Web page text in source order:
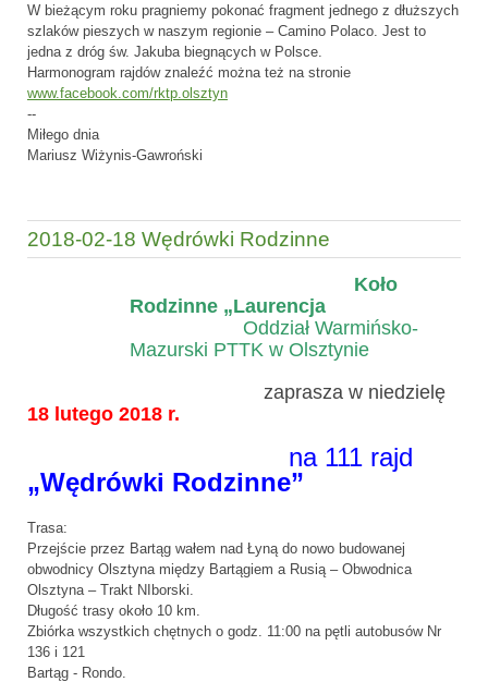
W bieżącym roku pragniemy pokonać fragment jednego z dłuższych
szlaków pieszych w naszym regionie – Camino Polaco. Jest to
jedna z dróg św. Jakuba biegnących w Polsce.
Harmonogram rajdów znaleźć można też na stronie
www.facebook.com/rktp.olsztyn
--
Miłego dnia
Mariusz Wiżynis-Gawroński
2018-02-18 Wędrówki Rodzinne
Koło
Rodzinne „Laurencja
Oddział Warmińsko-
Mazurski PTTK w Olsztynie
zaprasza w niedzielę
18 lutego 2018 r.
na 111 rajd
„Wędrówki Rodzinne”
Trasa:
Przejście przez Bartąg wałem nad Łyną do nowo budowanej
obwodnicy Olsztyna między Bartągiem a Rusią – Obwodnica
Olsztyna – Trakt NIborski.
Długość trasy około 10 km.
Zbiórka wszystkich chętnych o godz. 11:00 na pętli autobusów Nr
136 i 121
Bartąg - Rondo.